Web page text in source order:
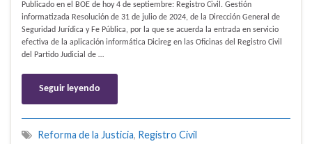
Publicado en el BOE de hoy 4 de septiembre: Registro Civil. Gestión
informatizada Resolución de 31 de julio de 2024, de la Dirección General de
Seguridad Jurídica y Fe Pública, por la que se acuerda la entrada en servicio
efectiva de la aplicación informática Dicireg en las Oficinas del Registro Civil
del Partido Judicial de …
Seguir leyendo
Reforma de la Justicia, Registro Civil